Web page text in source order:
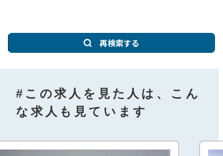
再検索する
#この求人を見た人は、こん
な求人も見ています